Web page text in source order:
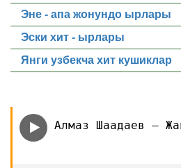
Эне - апа жонундо ырлары
Эски хит - ырлары
Янги узбекча хит кушиклар
Алмаз Шаадаев —